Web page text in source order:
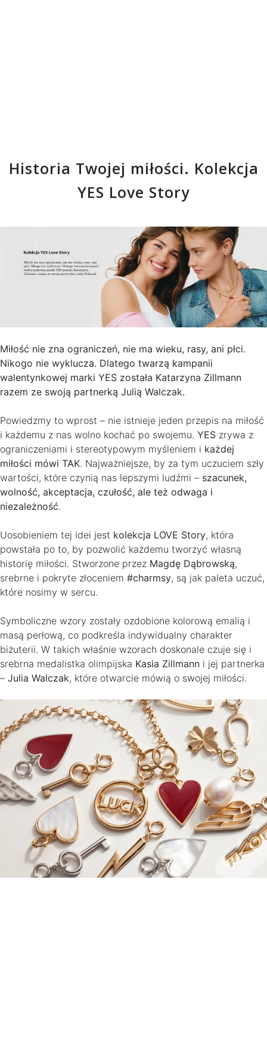
Historia Twojej miłości. Kolekcja
YES Love Story
Miłość nie zna ograniczeń, nie ma wieku, rasy, ani płci.
Nikogo nie wyklucza. Dlatego twarzą kampanii
walentynkowej marki YES została Katarzyna Zillmann
razem ze swoją partnerką Julią Walczak.
Powiedzmy to wprost – nie istnieje jeden przepis na miłość
i każdemu z nas wolno kochać po swojemu. YES zrywa z
ograniczeniami i stereotypowym myśleniem i każdej
miłości mówi TAK. Najważniejsze, by za tym uczuciem szły
wartości, które czynią nas lepszymi ludźmi – szacunek,
wolność, akceptacja, czułość, ale też odwaga i
niezależność.
Uosobieniem tej idei jest kolekcja LOVE Story, która
powstała po to, by pozwolić każdemu tworzyć własną
historię miłości. Stworzone przez Magdę Dąbrowską,
srebrne i pokryte złoceniem #charmsy, są jak paleta uczuć,
które nosimy w sercu.
Symboliczne wzory zostały ozdobione kolorową emalią i
masą perłową, co podkreśla indywidualny charakter
biżuterii. W takich właśnie wzorach doskonale czuje się i
srebrna medalistka olimpijska Kasia Zillmann i jej partnerka
– Julia Walczak, które otwarcie mówią o swojej miłości.